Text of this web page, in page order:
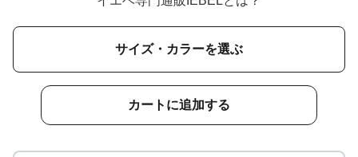
サイズ・カラーを選ぶ
カートに追加する